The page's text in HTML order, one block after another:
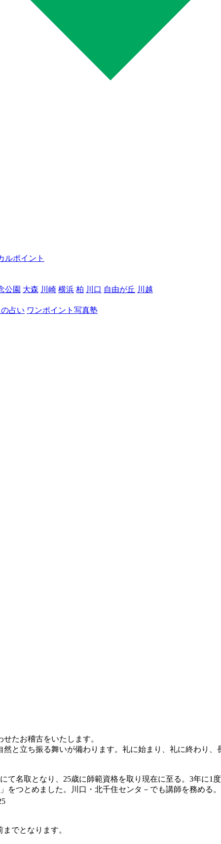
ルポイント
公園 大森 川崎 横浜 柏 川口 自由が丘 川越
占い ワンポイント写真塾
たお稽古をいたします。
立ち振る舞いが備わります。礼に始まり、礼に終わり
て名取となり、25歳に師範資格を取り現在に至る。3年に1
つとめました。川口・北千住センタ－でも講師を務める。
でとなります。